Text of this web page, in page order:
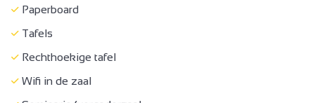
Schoonmaken einde verblijf
Vervoer bagages
Reserveren diensten
Vrij beheer
Paperboard
Tafels
Rechthoekige tafel
Wifi in de zaal